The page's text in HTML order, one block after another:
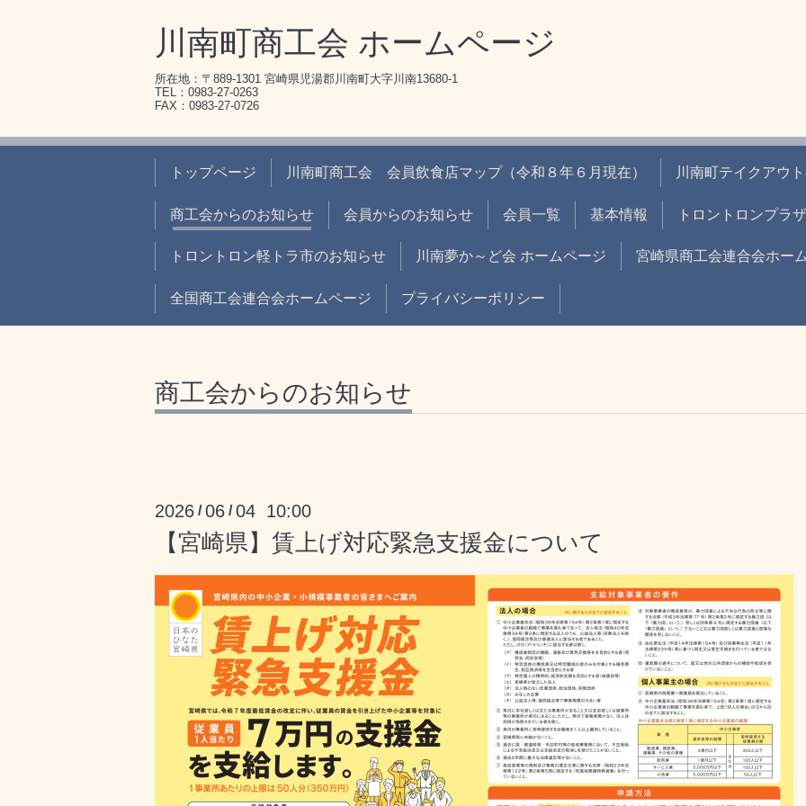
川南町商工会 ホームページ
所在地：〒889-1301 宮崎県児湯郡川南町大字川南13680-1
TEL：0983-27-0263
FAX：0983-27-0726
トップページ 川南町商工会 会員飲食店マップ（令和８年６月現在） 川南町テイクアウ
商工会からのお知らせ 会員からのお知らせ 会員一覧 基本情報 トロントロンプラ
トロントロン軽トラ市のお知らせ 川南夢か～ど会 ホームページ 宮崎県商工会連合会ホー
全国商工会連合会ホームページ プライバシーポリシー
商工会からのお知らせ
2026 /06 /04 10:00
【宮崎県】賃上げ対応緊急支援金について